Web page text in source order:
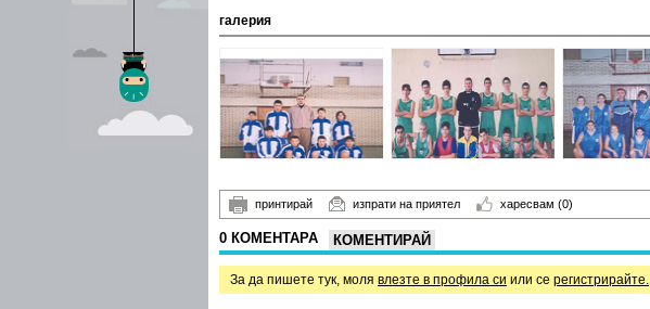
галерия
принтирай изпрати на приятел харесвам (0)
0 КОМЕНТАРА КОМЕНТИРАЙ
За да пишете тук, моля влезте в профила си или се регистрирайте.